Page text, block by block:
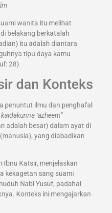
wanita itu melihat
belakang berkatalah
itu adalah diantara
tipu daya kamu
28)
dan Konteks
penuntut ilmu dan penghafal
‘azheem”
adalah besar) dalam ayat di
yang diabadikan
Ibnu Katsir, menjelaskan
kekagetan sang suami
Nabi Yusuf, padahal
Konteks ini mengajarkan